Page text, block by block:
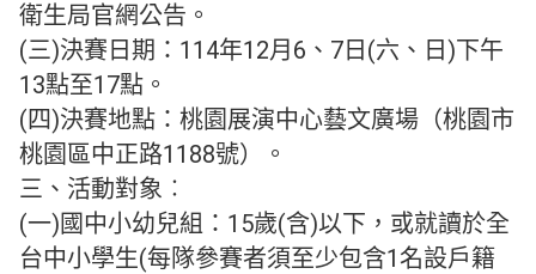
衛生局官網公告。
(三)決賽日期：114年12月6、7日(六、日)下午
13點至17點。
(四)決賽地點：桃園展演中心藝文廣場（桃園市
桃園區中正路1188號）。
三、活動對象︰
(一)國中小幼兒組：15歲(含)以下，或就讀於全
台中小學生(每隊參賽者須至少包含1名設戶籍